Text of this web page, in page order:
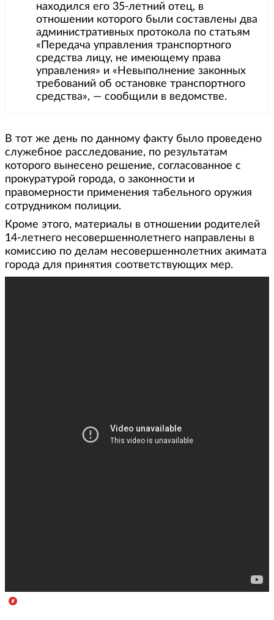
находился его 35-летний отец, в
отношении которого были составлены два
административных протокола по статьям
«Передача управления транспортного
средства лицу, не имеющему права
управления» и «Невыполнение законных
требований об остановке транспортного
средства», — сообщили в ведомстве.
В тот же день по данному факту было проведено
служебное расследование, по результатам
которого вынесено решение, согласованное с
прокуратурой города, о законности и
правомерности применения табельного оружия
сотрудником полиции.
Кроме этого, материалы в отношении родителей
14-летнего несовершеннолетнего направлены в
комиссию по делам несовершеннолетних акимата
города для принятия соответствующих мер.